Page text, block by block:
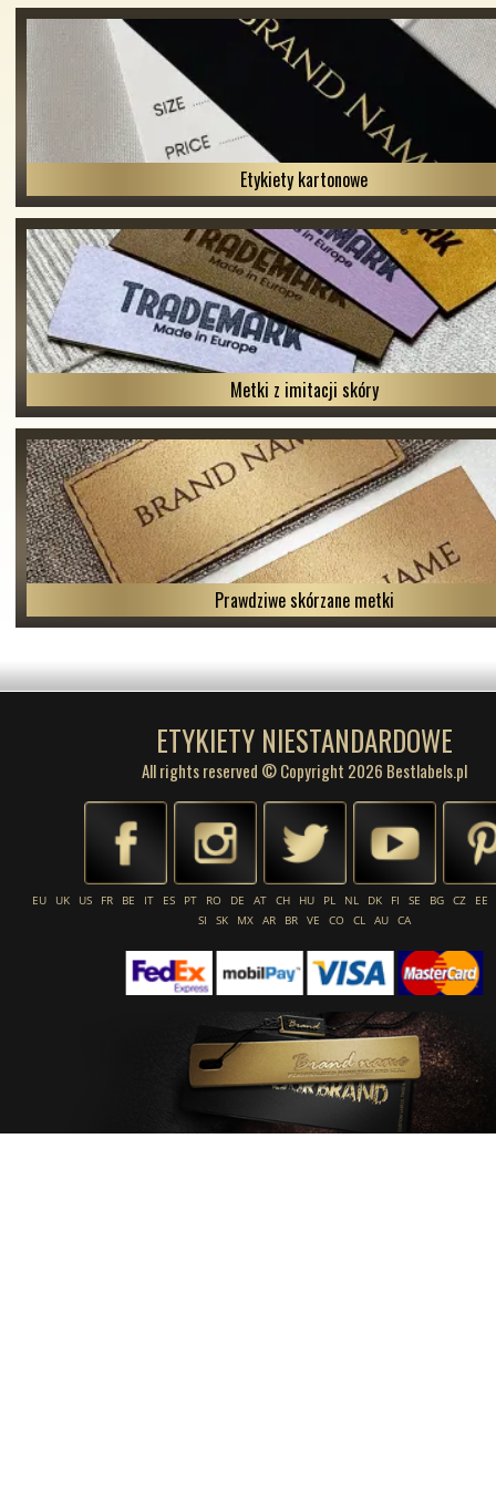
Etykiety kartonowe
Metki z imitacji skóry
Prawdziwe skórzane metki
ETYKIETY NIESTANDARDOWE
All rights reserved © Copyright 2026 Bestlabels.pl
EU UK US FR BE IT ES PT RO DE AT CH HU PL NL DK FI SE BG CZ
EE
SI
SK MX AR BR VE CO CL AU CA